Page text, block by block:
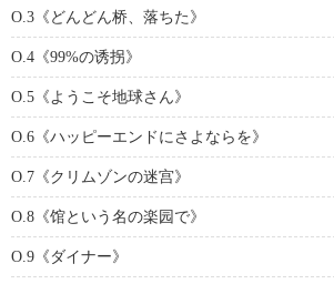
O.3《どんどん桥、落ちた》
O.4《99%の诱拐》
O.5《ようこそ地球さん》
O.6《ハッピーエンドにさよならを》
O.7《クリムゾンの迷宫》
O.8《馆という名の楽园で》
O.9《ダイナー》